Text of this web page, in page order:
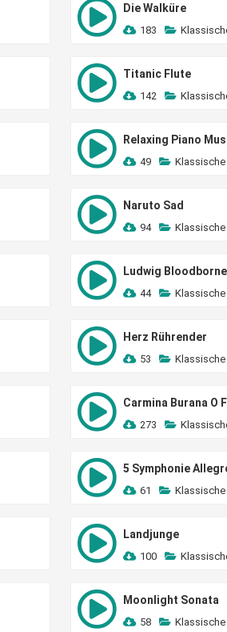
Die Walküre
183
Titanic Flute
142
Relaxing Piano
49 Klassische
Naruto Sad
94 Klassische
Ludwig Bloodborne
44 Klassische
Herz Rührender
53 Klassische
Carmina Burana O
273
5 Symphonie
61 Klassische
Landjunge
100
Moonlight Sonata
58 Klassische